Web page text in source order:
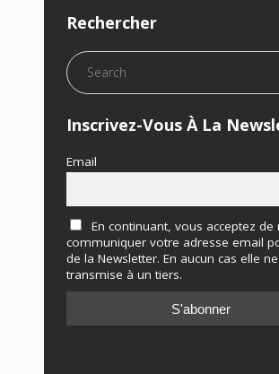
Rechercher
Inscrivez-Vous À La
Email
En continuant, vous acceptez de
communiquer votre adresse email
de la Newsletter. En aucun cas elle
transmise à un tiers.